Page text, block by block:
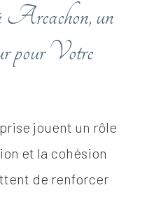
Arcachon, un
pour Votre
jouent un rôle
et la cohésion
de renforcer